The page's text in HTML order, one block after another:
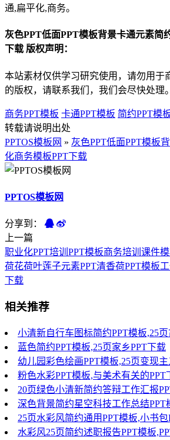
通,扁平化,商务。
灰色PPT低面PPT模板背景卡通元素简
下载 版权声明：
本站素材仅供学习研究使用，请勿用于
的版权，请联系我们，我们会尽快处理。
商务PPT模板 卡通PPT模板 简约PPT模
转载请说明出处
PPTOS模板网 » 灰色PPT低面PPT模板
化商务模板PPT下载
PPTOS模板网
分享到：
上一篇
职业化PPT培训PPT模板商务培训课件
荷花荷叶莲子元素PPT清香荷PPT模板
下载
相关推荐
小清新自行车图标简约PPT模板,25
蓝色简约PPT模板,25页家乡PPT下载
幼儿园彩色绘画PPT模板,25页变现
粉色水彩PPT模板,与美术有关的PPT
20页绿色小清新简约答辩工作汇报
深色背景简约星空科技工作总结PPT
25页水彩风简约通用PPT模板,小书包
水彩风25页简约述职报告PPT模板